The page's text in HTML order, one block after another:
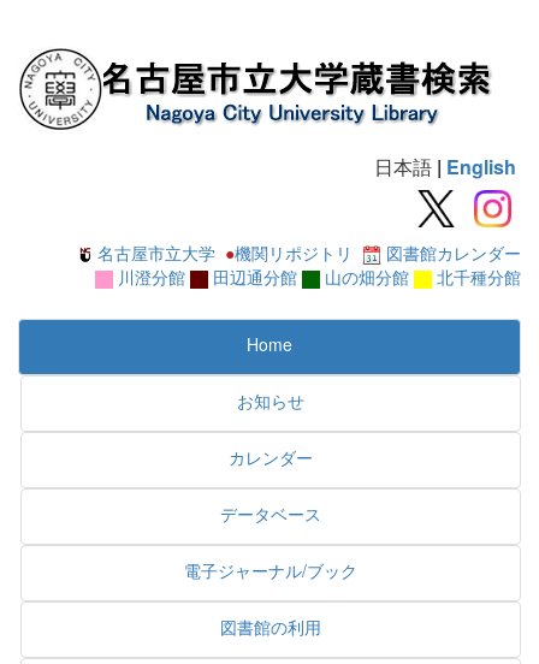
日本語 | English
名古屋市立大学 ●機関リポジトリ
図書館カレンダー
川澄分館
田辺通分館 山の畑分館 北千種分館
Home
お知らせ
カレンダー
データベース
電子ジャーナル/ブック
図書館の利用